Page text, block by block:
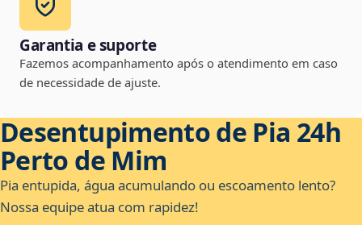
Garantia e suporte
Fazemos acompanhamento após o atendimento em caso
de necessidade de ajuste.
Desentupimento de Pia 24h
Perto de Mim
Pia entupida, água acumulando ou escoamento lento?
Nossa equipe atua com rapidez!